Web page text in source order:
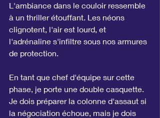
L'ambiance dans le couloir ressemble
à un thriller étouffant. Les néons
clignotent, l'air est lourd, et
l'adrénaline s'infiltre sous nos armures
de protection.
En tant que chef d'équipe sur cette
phase, je porte une double casquette.
Je dois préparer la colonne d'assaut si
la négociation échoue, mais je dois